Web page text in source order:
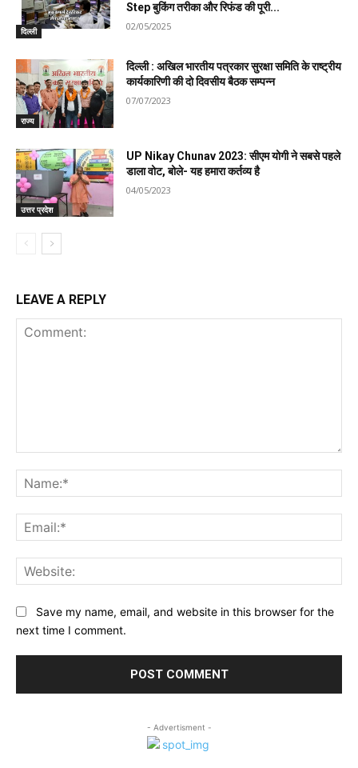
दिल्ली
Step बुकिंग तरीका और रिफंड की पूरी...
02/05/2025
राज्य
दिल्ली : अखिल भारतीय पत्रकार सुरक्षा समिति के राष्ट्रीय
कार्यकारिणी की दो दिवसीय बैठक सम्पन्न
07/07/2023
उत्तर प्रदेश
UP Nikay Chunav 2023: सीएम योगी ने सबसे पहले
डाला वोट, बोले- यह हमारा कर्तव्य है
04/05/2023
LEAVE A REPLY
Save my name, email, and website in this browser for the
next time I comment.
- Advertisment -